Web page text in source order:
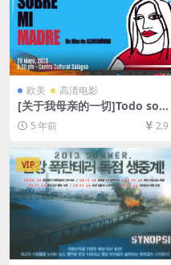
欧美 高清电影
[关于我母亲的一切]Todo sob
re mi madre (1999)[百度网
盘+迅雷云盘资源1080P超清
未删减][MP4/6.5GB][中文字
幕]
5 年前 2.9
VIP